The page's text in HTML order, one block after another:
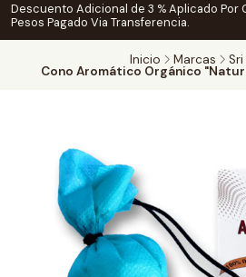
Descuento Adicional de 3 % Aplicado Por
Pesos Pagado Via Transferencia.
Inicio Marcas Sri
Cono Aromático Orgánico